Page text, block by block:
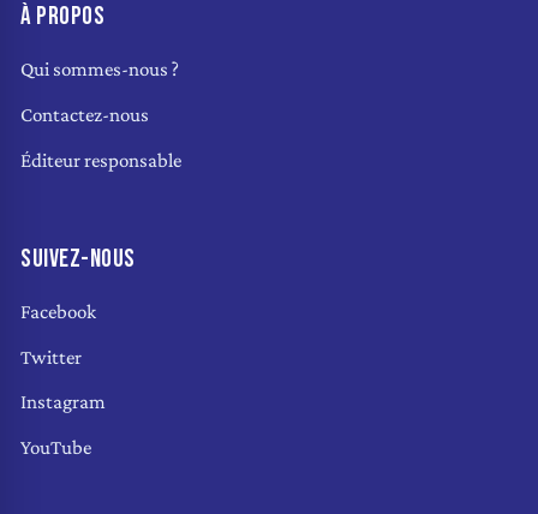
À PROPOS
Qui sommes-nous ?
Contactez-nous
Éditeur responsable
SUIVEZ-NOUS
Facebook
Twitter
Instagram
YouTube